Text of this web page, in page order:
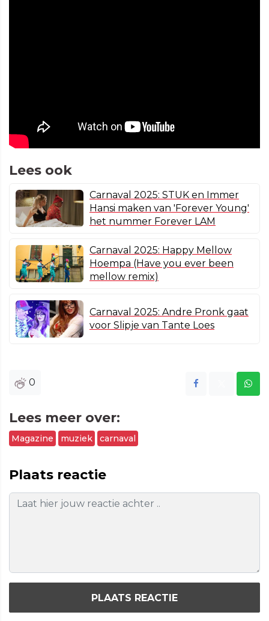
Lees ook
Carnaval 2025: STUK en Immer
Hansi maken van 'Forever Young'
het nummer Forever LAM
Carnaval 2025: Happy Mellow
Hoempa (Have you ever been
mellow remix)
Carnaval 2025: Andre Pronk gaat
voor Slipje van Tante Loes
0
Lees meer over:
Magazine muziek carnaval
Plaats reactie
PLAATS REACTIE